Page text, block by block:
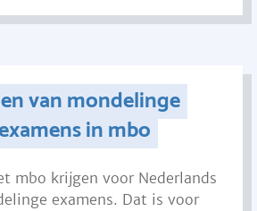
van mondelinge
in mbo
mbo krijgen voor Nederlands
examens. Dat is voor